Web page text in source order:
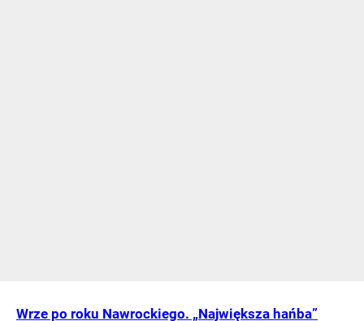
Wrze po roku Nawrockiego. „Największa hańba”